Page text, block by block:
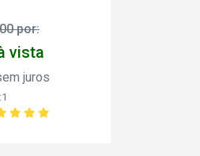
por:
vista
juros